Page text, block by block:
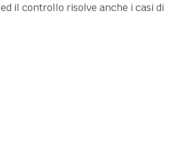
ed il controllo risolve anche i casi di